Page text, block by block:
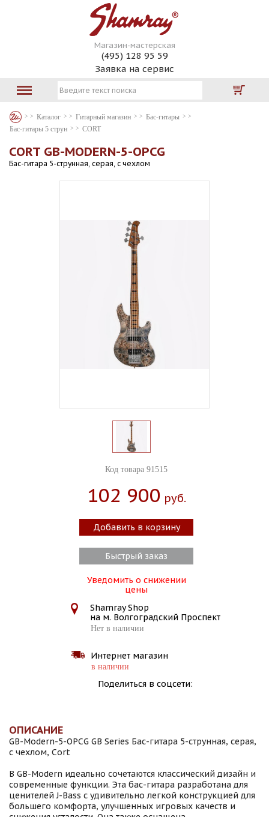
Магазин-мастерская
(495) 128 95 59
Заявка на сервис
Каталог Гитарный магазин
Бас-гитары
Бас-гитары 5 струн
CORT
CORT GB-MODERN-5-OPCG
Бас-гитара 5-струнная, серая, с чехлом
Код товара 91515
102 900 Руб.
Добавить в корзину
Быстрый заказ
Уведомить о снижении
цены
Shamray Shop
на м. Волгоградский Проспект
Нет в наличии
Интернет магазин
в наличии
Поделиться в соцсети:
ОПИСАНИЕ
GB-Modern-5-OPCG GB Series Бас-гитара 5-струнная, серая,
с чехлом, Cort
В GB-Modern идеально сочетаются классический дизайн и
современные функции. Эта бас-гитара разработана для
ценителей J-Bass с удивительно легкой конструкцией для
большего комфорта, улучшенных игровых качеств и